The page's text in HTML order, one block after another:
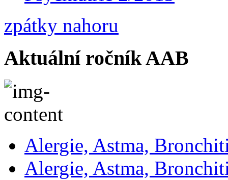
zpátky nahoru
Aktuální ročník AAB
Alergie, Astma,
Alergie, Astma,